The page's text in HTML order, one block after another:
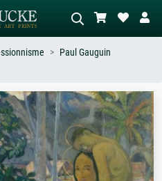
Décrivez la scène – ex. prairie verte,
abstrait avec beaucoup de rouge,
tableau sombre, nu debout près d'un
arbre.
Paul Gauguin